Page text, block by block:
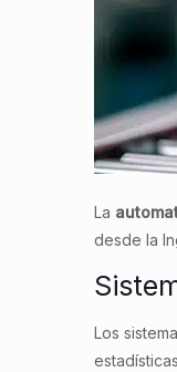
La
desde la
Los